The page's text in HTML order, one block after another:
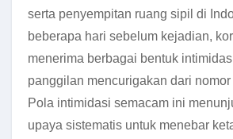
serta penyempitan ruang sipil di
beberapa hari sebelum kejadian,
menerima berbagai bentuk
panggilan mencurigakan dari
Pola intimidasi semacam ini
upaya sistematis untuk menebar